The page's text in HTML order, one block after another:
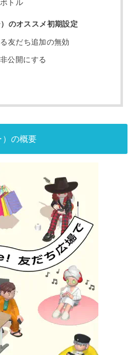
トル
のオススメ初期設定
友だち追加の無効
公開にする
）の概要